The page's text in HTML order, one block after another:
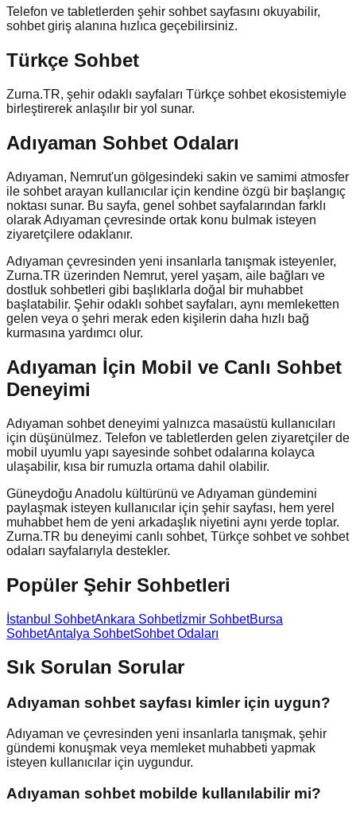
Telefon ve tabletlerden şehir sohbet sayfasını okuyabilir,
sohbet giriş alanına hızlıca geçebilirsiniz.
Türkçe Sohbet
Zurna.TR, şehir odaklı sayfaları Türkçe sohbet ekosistemiyle
birleştirerek anlaşılır bir yol sunar.
Adıyaman Sohbet Odaları
Adıyaman, Nemrut'un gölgesindeki sakin ve samimi atmosfer
ile sohbet arayan kullanıcılar için kendine özgü bir başlangıç
noktası sunar. Bu sayfa, genel sohbet sayfalarından farklı
olarak Adıyaman çevresinde ortak konu bulmak isteyen
ziyaretçilere odaklanır.
Adıyaman çevresinden yeni insanlarla tanışmak isteyenler,
Zurna.TR üzerinden Nemrut, yerel yaşam, aile bağları ve
dostluk sohbetleri gibi başlıklarla doğal bir muhabbet
başlatabilir. Şehir odaklı sohbet sayfaları, aynı memleketten
gelen veya o şehri merak eden kişilerin daha hızlı bağ
kurmasına yardımcı olur.
Adıyaman İçin Mobil ve Canlı Sohbet
Deneyimi
Adıyaman sohbet deneyimi yalnızca masaüstü kullanıcıları
için düşünülmez. Telefon ve tabletlerden gelen ziyaretçiler de
mobil uyumlu yapı sayesinde sohbet odalarına kolayca
ulaşabilir, kısa bir rumuzla ortama dahil olabilir.
Güneydoğu Anadolu kültürünü ve Adıyaman gündemini
paylaşmak isteyen kullanıcılar için şehir sayfası, hem yerel
muhabbet hem de yeni arkadaşlık niyetini aynı yerde toplar.
Zurna.TR bu deneyimi canlı sohbet, Türkçe sohbet ve sohbet
odaları sayfalarıyla destekler.
Popüler Şehir Sohbetleri
İstanbul SohbetAnkara Sohbetİzmir SohbetBursa
SohbetAntalya SohbetSohbet Odaları
Sık Sorulan Sorular
Adıyaman sohbet sayfası kimler için uygun?
Adıyaman ve çevresinden yeni insanlarla tanışmak, şehir
gündemi konuşmak veya memleket muhabbeti yapmak
isteyen kullanıcılar için uygundur.
Adıyaman sohbet mobilde kullanılabilir mi?